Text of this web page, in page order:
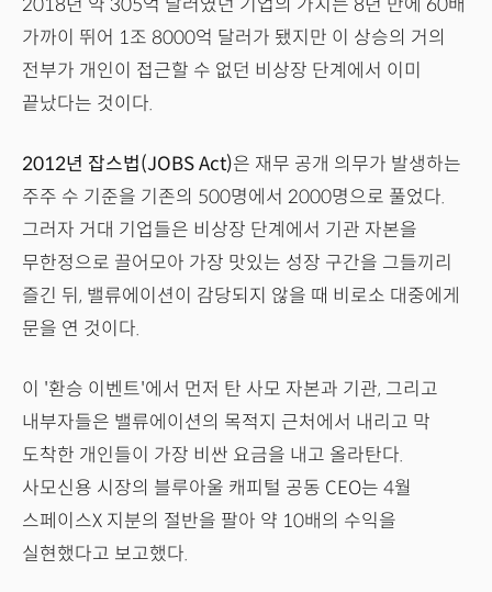
2018년 약 305억 달러였던 기업의 가치는 8년 만에 60배
가까이 뛰어 1조 8000억 달러가 됐지만 이 상승의 거의
전부가 개인이 접근할 수 없던 비상장 단계에서 이미
끝났다는 것이다.
2012년 잡스법(JOBS Act)은 재무 공개 의무가 발생하는
주주 수 기준을 기존의 500명에서 2000명으로 풀었다.
그러자 거대 기업들은 비상장 단계에서 기관 자본을
무한정으로 끌어모아 가장 맛있는 성장 구간을 그들끼리
즐긴 뒤, 밸류에이션이 감당되지 않을 때 비로소 대중에게
문을 연 것이다.
이 '환승 이벤트'에서 먼저 탄 사모 자본과 기관, 그리고
내부자들은 밸류에이션의 목적지 근처에서 내리고 막
도착한 개인들이 가장 비싼 요금을 내고 올라탄다.
사모신용 시장의 블루아울 캐피털 공동 CEO는 4월
스페이스X 지분의 절반을 팔아 약 10배의 수익을
실현했다고 보고했다.